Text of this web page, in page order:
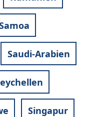
Saudi-Arabien
Singapur